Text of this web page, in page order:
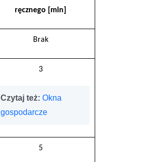
ręcznego [min]
Brak
3
Czytaj też: Okna
gospodarcze
5